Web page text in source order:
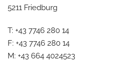
5211 Friedburg
T: +43 7746 280 14
F: +43 7746 280 14
M: +43 664 4024523